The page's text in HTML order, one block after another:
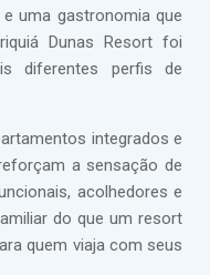
uma gastronomia que
Dunas Resort foi
diferentes perfis de
integrados e
a sensação de
acolhedores e
do que um resort
quem viaja com seus